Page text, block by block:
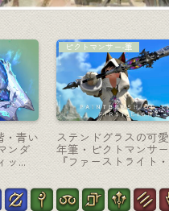
ン・
『フ
コーディネート
【ミラプリ】月に行
服っぽいヒーラー用
めコーデ